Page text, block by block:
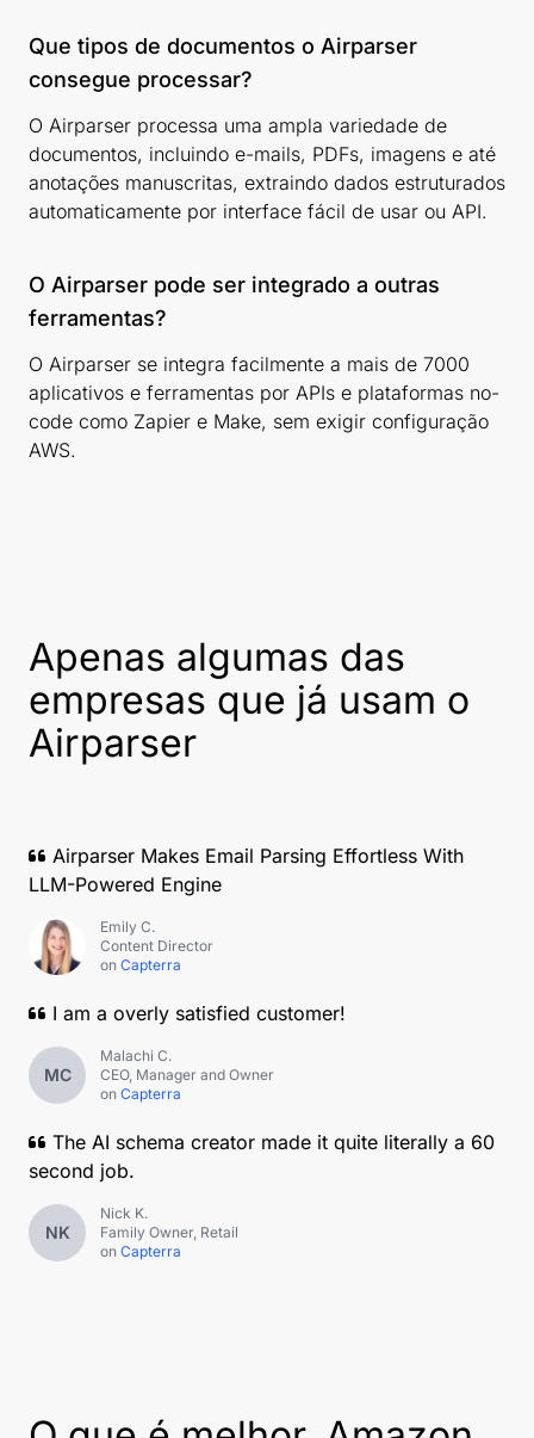
Que tipos de documentos o Airparser
consegue processar?
O Airparser processa uma ampla variedade de
documentos, incluindo e-mails, PDFs, imagens e até
anotações manuscritas, extraindo dados estruturados
automaticamente por interface fácil de usar ou API.
O Airparser pode ser integrado a outras
ferramentas?
O Airparser se integra facilmente a mais de 7000
aplicativos e ferramentas por APIs e plataformas no-
code como Zapier e Make, sem exigir configuração
AWS.
Apenas algumas das
empresas que já usam o
Airparser
Airparser Makes Email Parsing Effortless With
LLM-Powered Engine
Emily C.
Content Director
on Capterra
I am a overly satisfied customer!
MC
Malachi C.
CEO, Manager and Owner
on Capterra
The AI schema creator made it quite literally a 60
second job.
NK
Nick K.
Family Owner, Retail
on Capterra